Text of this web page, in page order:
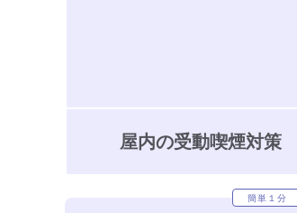
屋内の受動喫煙対策
簡単１分